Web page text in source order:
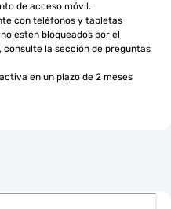
de acceso móvil.
con teléfonos y tabletas
estén bloqueados por el
consulte la sección de preguntas
en un plazo de 2 meses